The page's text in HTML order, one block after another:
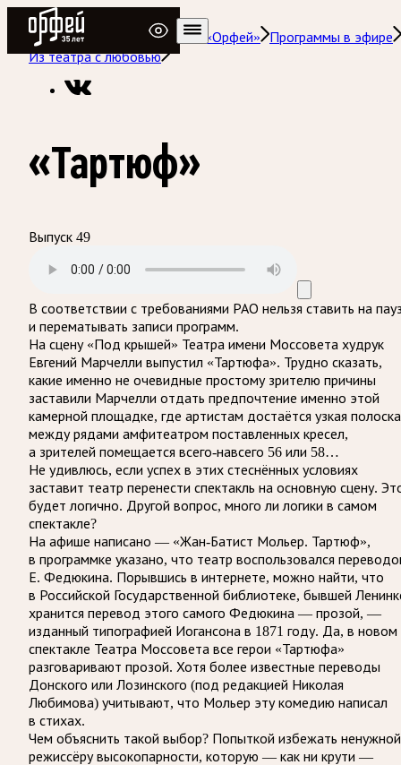
Радио Орфей
Радио классической музыки «Орфей»
Программы в эфире
Из театра с любовью
«Тартюф»
Выпуск 49
В соответствии с требованиями РАО нельзя ставить на
и перематывать записи программ.
На сцену «Под крышей» Театра имени Моссовета худрук
Евгений Марчелли выпустил «Тартюфа». Трудно сказать,
какие именно не очевидные простому зрителю причины
заставили Марчелли отдать предпочтение именно этой
камерной площадке, где артистам достаётся узкая полоска
между рядами амфитеатром поставленных кресел,
а зрителей помещается всего-навсего 56 или 58…
Не удивлюсь, если успех в этих стеснённых условиях
заставит театр перенести спектакль на основную сцену.
будет логично. Другой вопрос, много ли логики в самом
спектакле?
На афише написано — «Жан-Батист Мольер. Тартюф»,
в программке указано, что театр воспользовался
Е. Федюкина. Порывшись в интернете, можно найти, что
в Российской Государственной библиотеке, бывшей
хранится перевод этого самого Федюкина — прозой, —
изданный типографией Иогансона в 1871 году. Да, в новом
спектакле Театра Моссовета все герои «Тартюфа»
разговаривают прозой. Хотя более известные переводы
Донского или Лозинского (под редакцией Николая
Любимова) учитывают, что Мольер эту комедию написал
в стихах.
Чем объяснить такой выбор? Попыткой избежать ненужной
режиссёру высокопарности, которую — как ни крути —